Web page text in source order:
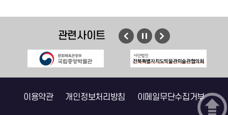
관련사이트 이전 다음
이용약관 개인정보처리방침 이메일무단수집거부